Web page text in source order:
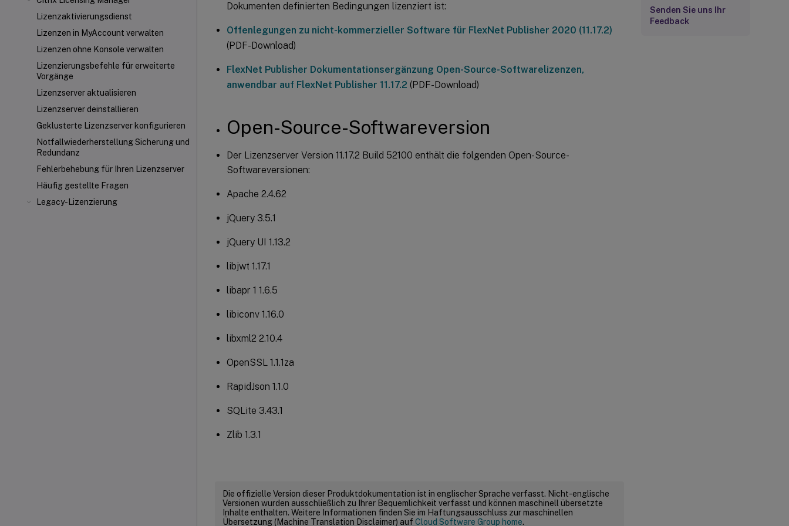
Lizenzaktivierungsdienst
Lizenzen in MyAccount verwalten
Lizenzen ohne Konsole verwalten
Lizenzierungsbefehle für erweiterte
Vorgänge
Lizenzserver aktualisieren
Lizenzserver deinstallieren
Geklusterte Lizenzserver konfigurieren
Notfallwiederherstellung Sicherung und
Redundanz
Fehlerbehebung für Ihren Lizenzserver
Häufig gestellte Fragen
Legacy-Lizenzierung
Dokumenten definierten Bedingungen lizenziert ist:
Offenlegungen zu nicht-kommerzieller Software für FlexNet Publisher 2020 (11.17.2)
(PDF-Download)
FlexNet Publisher Dokumentationsergänzung Open-Source-Softwarelizenzen,
anwendbar auf FlexNet Publisher 11.17.2 (PDF-Download)
Open-Source-Softwareversion
Der Lizenzserver Version 11.17.2 Build 52100 enthält die folgenden Open-Source-
Softwareversionen:
Apache 2.4.62
jQuery 3.5.1
jQuery UI 1.13.2
libjwt 1.17.1
libapr 1 1.6.5
libiconv 1.16.0
libxml2 2.10.4
OpenSSL 1.1.1za
RapidJson 1.1.0
SQLite 3.43.1
Zlib 1.3.1
Die offizielle Version dieser Produktdokumentation ist in englischer Sprache verfasst. Nicht-englische
Versionen wurden ausschließlich zu Ihrer Bequemlichkeit verfasst und können maschinell übersetzte
Inhalte enthalten. Weitere Informationen finden Sie im Haftungsausschluss zur maschinellen
Übersetzung (Machine Translation Disclaimer) auf Cloud Software Group home.
Senden Sie uns Ihr
Feedback